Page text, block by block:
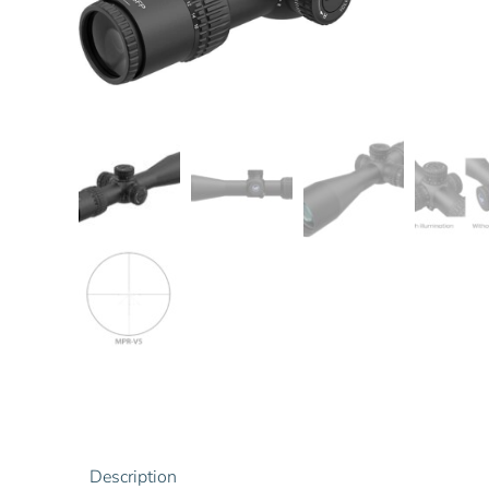
Description